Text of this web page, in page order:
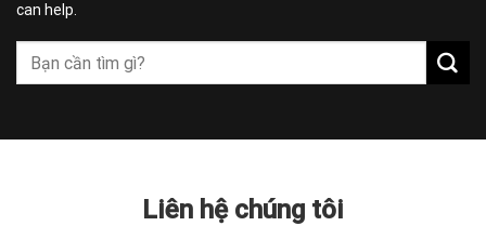
can help.
Liên hệ chúng tôi